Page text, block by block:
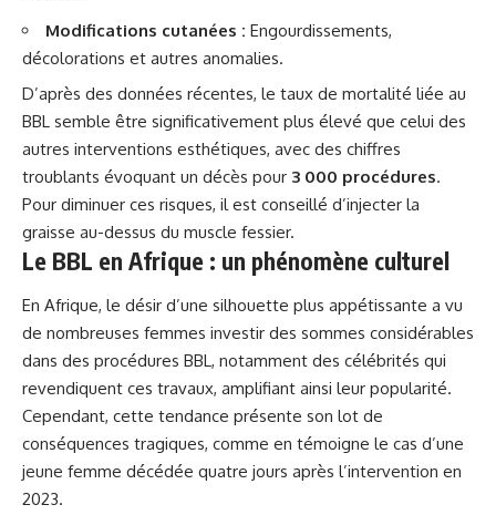
Modifications cutanées : Engourdissements,
décolorations et autres anomalies.
D’après des données récentes, le taux de mortalité liée au
BBL semble être significativement plus élevé que celui des
autres interventions esthétiques, avec des chiffres
troublants évoquant un décès pour 3 000 procédures.
Pour diminuer ces risques, il est conseillé d’injecter la
graisse au-dessus du muscle fessier.
Le BBL en Afrique : un phénomène culturel
En Afrique, le désir d’une silhouette plus appétissante a vu
de nombreuses femmes investir des sommes considérables
dans des procédures BBL, notamment des célébrités qui
revendiquent ces travaux, amplifiant ainsi leur popularité.
Cependant, cette tendance présente son lot de
conséquences tragiques, comme en témoigne le cas d’une
jeune femme décédée quatre jours après l’intervention en
2023.